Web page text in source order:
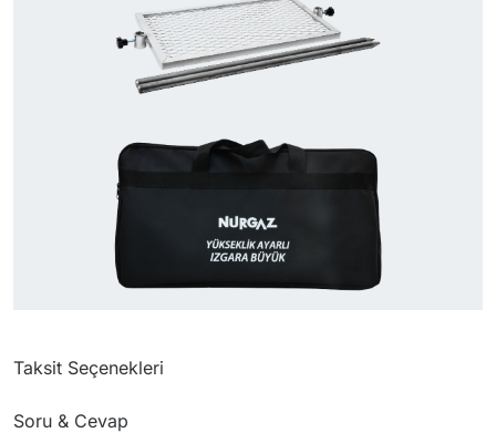
Taksit Seçenekleri
Soru & Cevap